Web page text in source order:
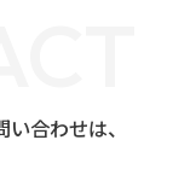
合わせは、